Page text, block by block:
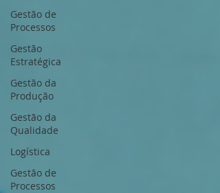
Gestão de
Processos
Gestão
Estratégica
Gestão da
Produção
Gestão da
Qualidade
Logística
Gestão de
Processos